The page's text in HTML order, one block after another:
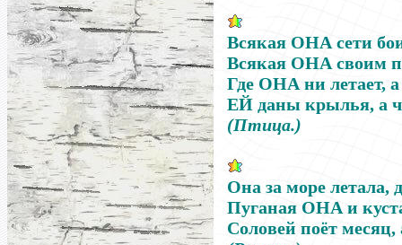
Всякая ОНА сети
Всякая ОНА своим
Где ОНА ни летает,
ЕЙ даны крылья, а
(Птица.)
Она за море летала,
Пуганая ОНА и
Соловей поёт